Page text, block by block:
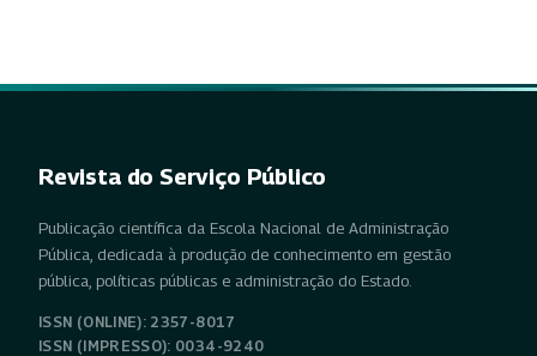
Revista do Serviço Público
Publicação científica da Escola Nacional de Administração
Pública, dedicada à produção de conhecimento em gestão
pública, políticas públicas e administração do Estado.
ISSN (ONLINE): 2357-8017
ISSN (IMPRESSO): 0034-9240